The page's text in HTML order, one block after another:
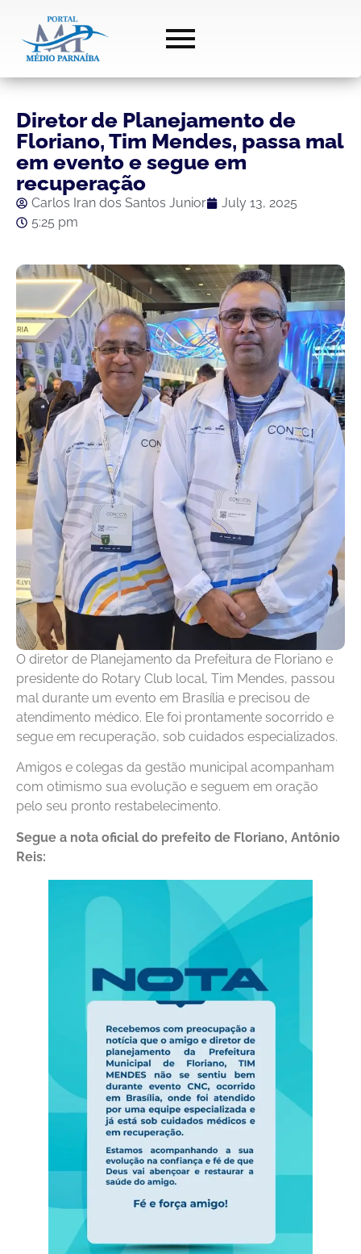
Diretor de Planejamento de
Floriano, Tim Mendes, passa mal
em evento e segue em
recuperação
Carlos Iran dos Santos Junior
July 13, 2025
5:25 pm
O diretor de Planejamento da Prefeitura de Floriano e
presidente do Rotary Club local, Tim Mendes, passou
mal durante um evento em Brasília e precisou de
atendimento médico. Ele foi prontamente socorrido e
segue em recuperação, sob cuidados especializados.
Amigos e colegas da gestão municipal acompanham
com otimismo sua evolução e seguem em oração
pelo seu pronto restabelecimento.
Segue a nota oficial do prefeito de Floriano, Antônio
Reis: